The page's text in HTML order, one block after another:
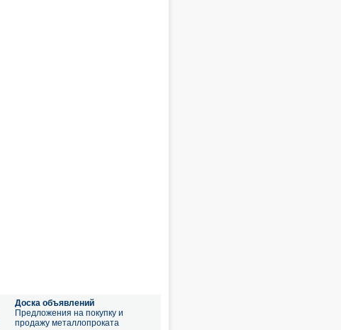
Доска объявлений
Предложения на покупку и
продажу металлопроката